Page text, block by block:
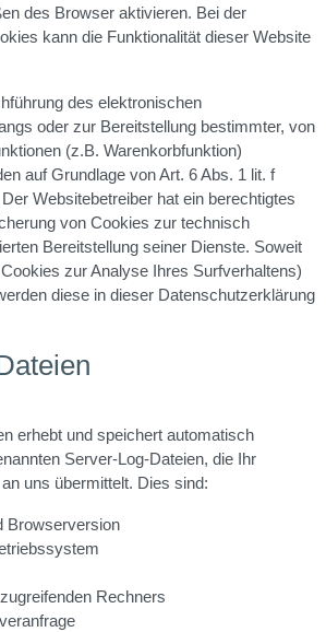
des Browser aktivieren. Bei der
kann die Funktionalität dieser Website
des elektronischen
oder zur Bereitstellung bestimmter, von
(z.B. Warenkorbfunktion)
auf Grundlage von Art. 6 Abs. 1 lit. f
Websitebetreiber hat ein berechtigtes
von Cookies zur technisch
Bereitstellung seiner Dienste. Soweit
zur Analyse Ihres Surfverhaltens)
diese in dieser Datenschutzerklärung
erhebt und speichert automatisch
Server-Log-Dateien, die Ihr
uns übermittelt. Dies sind:
Browserversion
Rechners